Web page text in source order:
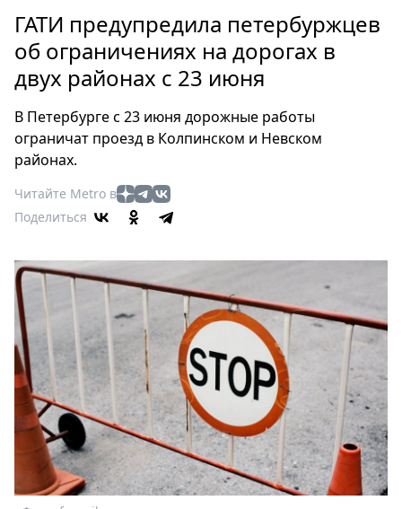
Россия
Мир
Здоровье
Туризм
Мода
Кино
Афиша
Выставки
Пресс-
релизы
О
Metro
Стримы
Спецпроекты
Звезды
Выборы
2026
ГАТИ предупредила петербуржцев
об ограничениях на дорогах в
двух районах с 23 июня
В Петербурге с 23 июня дорожные работы
ограничат проезд в Колпинском и Невском
районах.
Читайте Metro в
Поделиться